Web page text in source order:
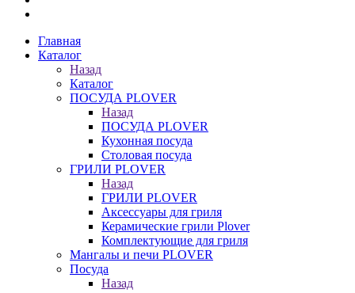
Главная
Каталог
Назад
Каталог
ПОСУДА PLOVER
Назад
ПОСУДА PLOVER
Кухонная посуда
Столовая посуда
ГРИЛИ PLOVER
Назад
ГРИЛИ PLOVER
Аксессуары для гриля
Керамические грили Plover
Комплектующие для гриля
Мангалы и печи PLOVER
Посуда
Назад